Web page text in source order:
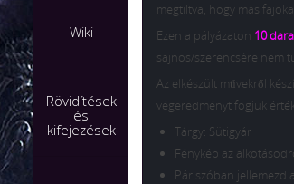
Wiki
Rövidítések
és
kifejezések
megtiltva, hogy más
Ezen a pályázaton 10
sajnos/szerencsére nem
Az elkészült művekről
végeredményt fogjuk
Tárgy: Sütigyár
Fénykép az
Pár szóban jellemezd